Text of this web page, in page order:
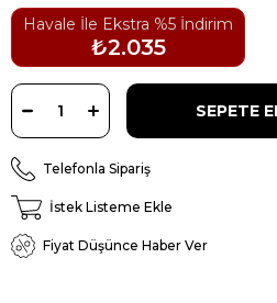
Havale İle Ekstra %5 İndirim
₺2.035
Telefonla Sipariş
İstek Listeme Ekle
Fiyat Düşünce Haber Ver